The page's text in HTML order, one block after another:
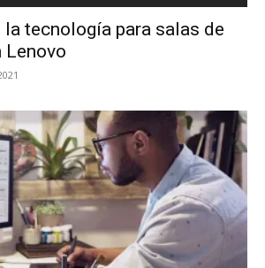
la tecnología para salas de
Lenovo